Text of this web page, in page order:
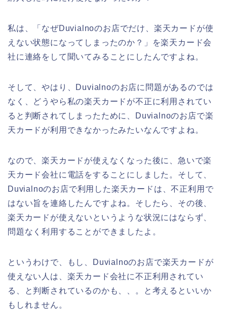
私は、「なぜDuvialnoのお店でだけ、楽天カードが使
えない状態になってしまったのか？」を楽天カード会
社に連絡をして聞いてみることにしたんですよね。
そして、やはり、Duvialnoのお店に問題があるのでは
なく、どうやら私の楽天カードが不正に利用されてい
ると判断されてしまったために、Duvialnoのお店で楽
天カードが利用できなかったみたいなんですよね。
なので、楽天カードが使えなくなった後に、急いで楽
天カード会社に電話をすることにしました。そして、
Duvialnoのお店で利用した楽天カードは、不正利用で
はない旨を連絡したんですよね。そしたら、その後、
楽天カードが使えないというような状況にはならず、
問題なく利用することができましたよ。
というわけで、もし、Duvialnoのお店で楽天カードが
使えない人は、楽天カード会社に不正利用されてい
る、と判断されているのかも、、。と考えるといいか
もしれません。